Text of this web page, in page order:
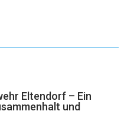
Eltendorf – Ein
und